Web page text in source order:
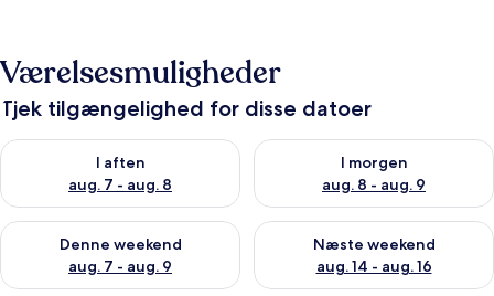
Værelsesmuligheder
Tjek tilgængelighed for disse datoer
I aften
aug. 7 - aug. 8
Tjek tilgængelighed for i aften aug. 7 - aug. 8
I morgen
aug. 8 - aug. 9
Tjek tilgængelighed for i
Denne weekend
aug. 7 - aug. 9
Tjek tilgængelighed for denne weekend aug. 7 - aug. 9
Næste weekend
aug. 14 - aug. 16
Tjek tilgængelighed for næste